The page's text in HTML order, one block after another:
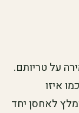
על טריותם.
איזו
לאחסן יחד